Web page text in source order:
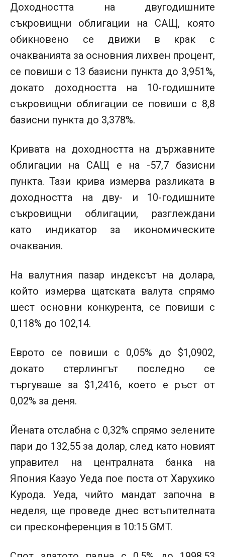
Доходността на двугодишните
съкровищни ​​облигации на САЩ, която
обикновено се движи в крак с
очакванията за основния лихвен процент,
се повиши с 13 базисни пункта до 3,951%,
докато доходността на 10-годишните
съкровищни ​​облигации се повиши с 8,8
базисни пункта до 3,378%.
Кривата на доходността на държавните
облигации на САЩ е на -57,7 базисни
пункта. Тази крива измерва разликата в
доходността на дву- и 10-годишните
съкровищни ​​облигации, разглеждани
като индикатор за икономическите
очаквания.
На валутния пазар индексът на долара,
който измерва щатската валута спрямо
шест основни конкурента, се повиши с
0,118% до 102,14.
Еврото се повиши с 0,05% до $1,0902,
докато стерлингът последно се
търгуваше за $1,2416, което е ръст от
0,02% за деня.
Йената отслабна с 0,32% спрямо зелените
пари до 132,55 за долар, след като новият
управител на централната банка на
Япония Казуо Уеда пое поста от Харухико
Курода. Уеда, чийто мандат започна в
неделя, ще проведе днес встъпителната
си пресконференция в 10:15 GMT.